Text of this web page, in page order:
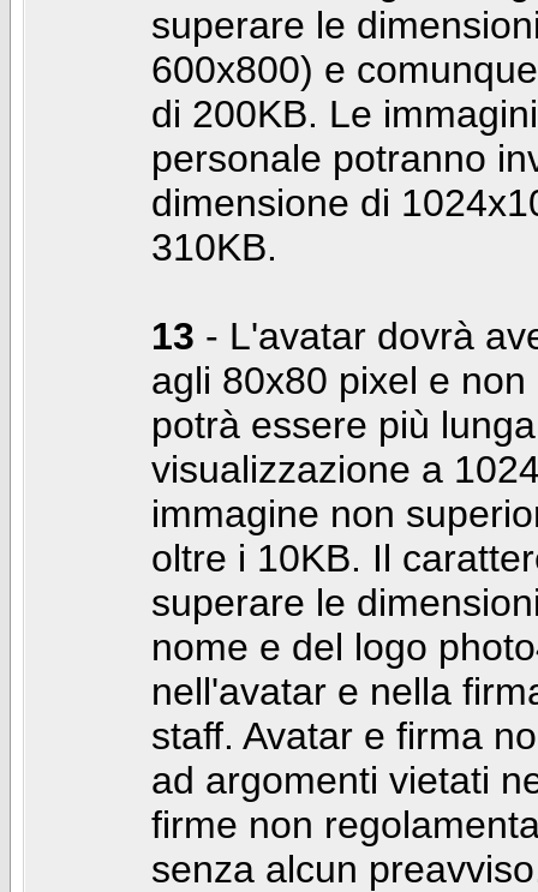
superare le
600x800) e
di 200KB. Le
personale potranno
dimensione di
310KB.
13 - L'avatar dovrà
agli 80x80 pixel e
potrà essere più
visualizzazione a
immagine non
oltre i 10KB. Il
superare le
nome e del logo
nell'avatar e nella
staff. Avatar e firma
ad argomenti vietati
firme non
senza alcun